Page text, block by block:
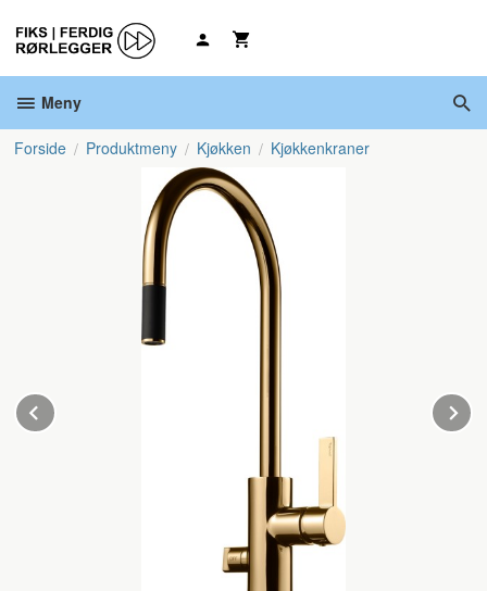
innholdet
Meny
Forside Produktmeny Kjøkken Kjøkkenkraner
Prev